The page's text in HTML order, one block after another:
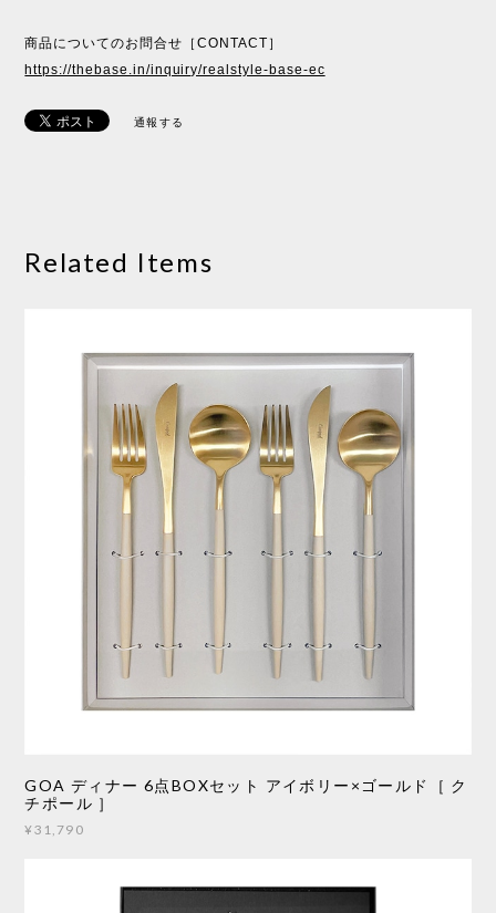
商品についてのお問合せ［CONTACT］
https://thebase.in/inquiry/realstyle-base-ec
通報する
Related Items
GOA ディナー 6点BOXセット アイボリー×ゴールド［ ク
チポール ］
¥31,790